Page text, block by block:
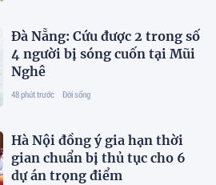
Đà Nẵng: Cứu được 2 trong số
4 người bị sóng cuốn tại Mũi
Nghê
48 phút trước Đời sống
Hà Nội đồng ý gia hạn thời
gian chuẩn bị thủ tục cho 6
dự án trọng điểm